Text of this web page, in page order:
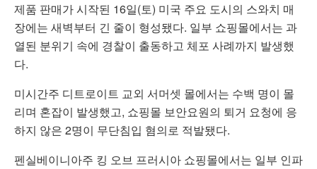
제품 판매가 시작된 16일(토) 미국 주요 도시의 스와치 매
장에는 새벽부터 긴 줄이 형성됐다. 일부 쇼핑몰에서는 과
열된 분위기 속에 경찰이 출동하고 체포 사례까지 발생했
다.
미시간주 디트로이트 교외 서머셋 몰에서는 수백 명이 몰
리며 혼잡이 발생했고, 쇼핑몰 보안요원의 퇴거 요청에 응
하지 않은 2명이 무단침입 혐의로 적발됐다.
펜실베이니아주 킹 오브 프러시아 쇼핑몰에서는 일부 인파